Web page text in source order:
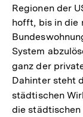
Regionen der
hofft, bis in die
System
ganz der
Dahinter steht
städtischen
die